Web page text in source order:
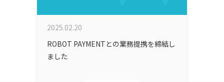
2025.02.20
ROBOT PAYMENTとの業務提携を締結し
ました